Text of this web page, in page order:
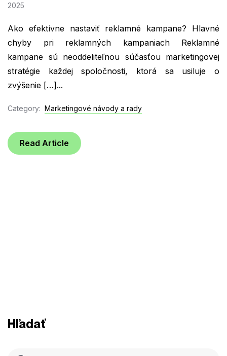
2025
Ako efektívne nastaviť reklamné kampane? Hlavné
chyby pri reklamných kampaniach Reklamné
kampane sú neoddeliteľnou súčasťou marketingovej
stratégie každej spoločnosti, ktorá sa usiluje o
zvýšenie […]...
Category: Marketingové návody a rady
Read Article
Hľadať